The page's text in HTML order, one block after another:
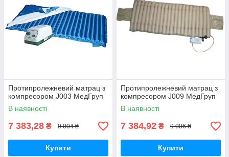
Протипролежневий матрац з
компресором J003 МедГруп
В наявності
7 383,28 ₴ 9 004 ₴
Купити
Протипролежневий матрац з
компресором J009 МедГруп
В наявності
7 384,92 ₴ 9 006 ₴
Купити